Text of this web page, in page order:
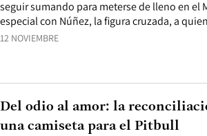
12 NOVIEMBRE
seguir sumando para meterse de lleno en el
especial con Núñez, la figura cruzada, a
Del odio al amor: la
una camiseta para el Pitbull